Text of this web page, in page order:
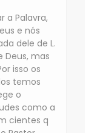
a Palavra,
e nós
dele de L.
Deus, mas
isso os
temos
o
como a
cientes q